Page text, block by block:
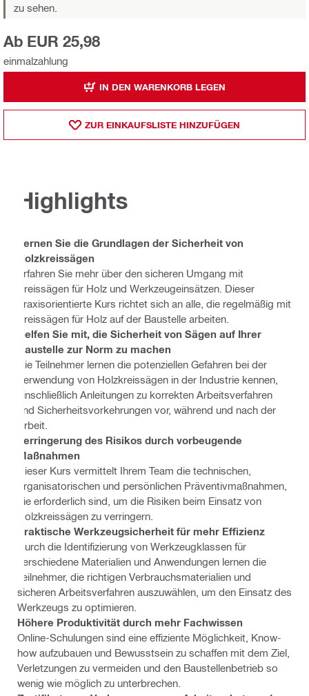
zu sehen.
Ab EUR 25,98
einmalzahlung
IN DEN WARENKORB LEGEN
ZUR EINKAUFSLISTE HINZUFÜGEN
Highlights
Lernen Sie die Grundlagen der Sicherheit von
Holzkreissägen
Erfahren Sie mehr über den sicheren Umgang mit
Kreissägen für Holz und Werkzeugeinsätzen. Dieser
praxisorientierte Kurs richtet sich an alle, die regelmäßig mit
Kreissägen für Holz auf der Baustelle arbeiten.
Helfen Sie mit, die Sicherheit von Sägen auf Ihrer
Baustelle zur Norm zu machen
Die Teilnehmer lernen die potenziellen Gefahren bei der
Verwendung von Holzkreissägen in der Industrie kennen,
einschließlich Anleitungen zu korrekten Arbeitsverfahren
und Sicherheitsvorkehrungen vor, während und nach der
Arbeit.
Verringerung des Risikos durch vorbeugende
Maßnahmen
Dieser Kurs vermittelt Ihrem Team die technischen,
organisatorischen und persönlichen Präventivmaßnahmen,
die erforderlich sind, um die Risiken beim Einsatz von
Holzkreissägen zu verringern.
Praktische Werkzeugsicherheit für mehr Effizienz
Durch die Identifizierung von Werkzeugklassen für
verschiedene Materialien und Anwendungen lernen die
Teilnehmer, die richtigen Verbrauchsmaterialien und
sicheren Arbeitsverfahren auszuwählen, um den Einsatz des
Werkzeugs zu optimieren.
Höhere Produktivität durch mehr Fachwissen
Online-Schulungen sind eine effiziente Möglichkeit, Know-
how aufzubauen und Bewusstsein zu schaffen mit dem Ziel,
Verletzungen zu vermeiden und den Baustellenbetrieb so
wenig wie möglich zu unterbrechen.